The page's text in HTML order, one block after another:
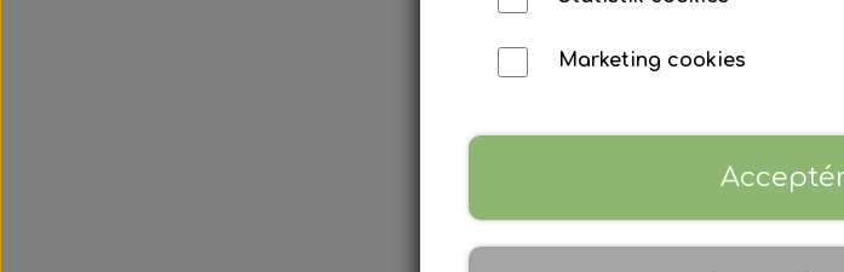
Præcis skæring af
Du modtager dermed
som den originale.
Læs mere
Lagerstatus:100 på
Tilføj til kurv
Marketing cookies